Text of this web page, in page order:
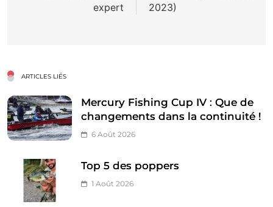
expert
2023)
ARTICLES LIÉS
Mercury Fishing Cup IV : Que de
changements dans la continuité !
6 Août 2026
Top 5 des poppers
1 Août 2026